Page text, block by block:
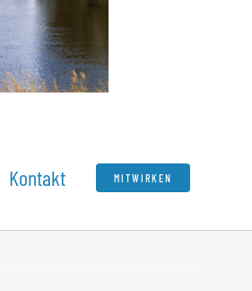
Kontakt MITWIRKEN